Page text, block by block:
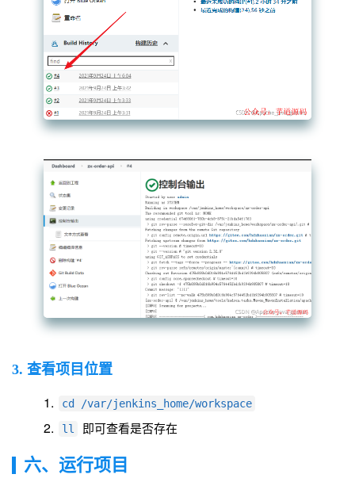
3. 查看项目位置
cd /var/jenkins_home/workspace
ll
即可查看是否存在
六、运行项目